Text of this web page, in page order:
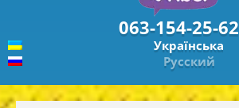
063-154-25-62
Українська
Русский